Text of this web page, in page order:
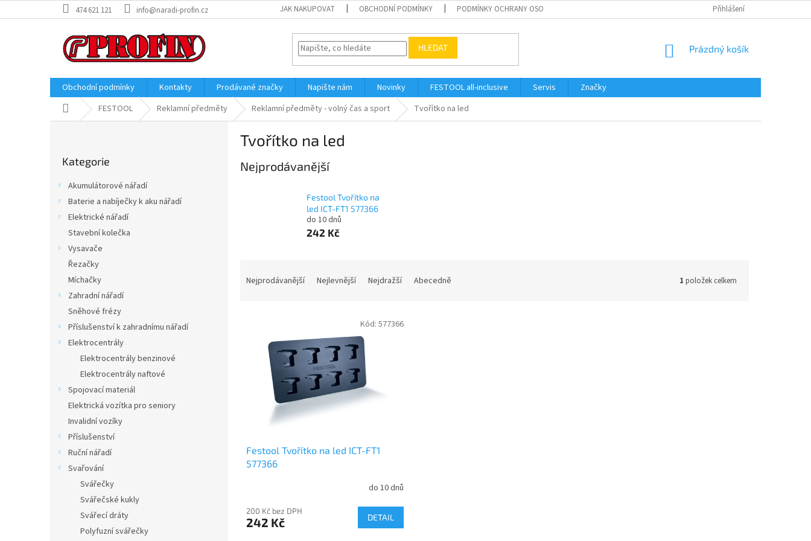
na
474 621 121 info@naradi-profin.cz JAK NAKUPOVAT OBCHODNÍ PODMÍNKY PODMÍNKY OCHRANY OSOBNÍCH ÚDAJŮ Přihlášení
HLEDAT
NÁKUPNÍ
Prázdný košík
Obchodní podmínky Kontakty Prodávané značky Napište nám Novinky FESTOOL all-inclusive Servis
Značky
Domů FESTOOL Reklamní předměty Reklamní předměty - volný čas a sport Tvořítko na led
kategorie
Kategorie
Akumulátorové nářadí
Baterie a nabíječky k aku nářadí
Elektrické nářadí
Stavební kolečka
Vysavače
Řezačky
Míchačky
Zahradní nářadí
Sněhové frézy
Příslušenství k zahradnímu nářadí
Elektrocentrály
Elektrocentrály benzinové
Elektrocentrály naftové
Spojovací materiál
Elektrická vozítka pro seniory
Invalidní vozíky
Příslušenství
Ruční nářadí
Svařování
Svářečky
Svářečské kukly
Svářecí dráty
Polyfuzní svářečky
Tvořítko na led
Nejprodávanější
Festool Tvořítko na
led ICT-FT1 577366
do 10 dnů
242 Kč
Nejprodávanější Nejlevnější Nejdražší Abecedně 1 položek celkem
Festool Tvořítko na led ICT-FT1
577366
do 10 dnů
200 Kč bez DPH
242 Kč DETAIL
Kód: 577366